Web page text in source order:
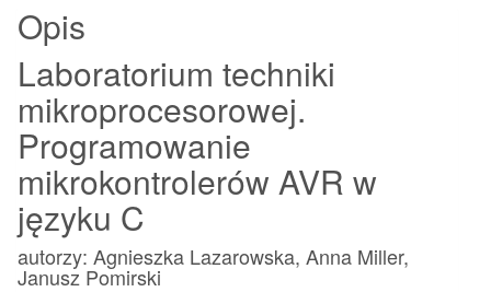
Opis
Laboratorium techniki
mikroprocesorowej.
Programowanie
mikrokontrolerów AVR w
języku C
autorzy: Agnieszka Lazarowska, Anna Miller,
Janusz Pomirski